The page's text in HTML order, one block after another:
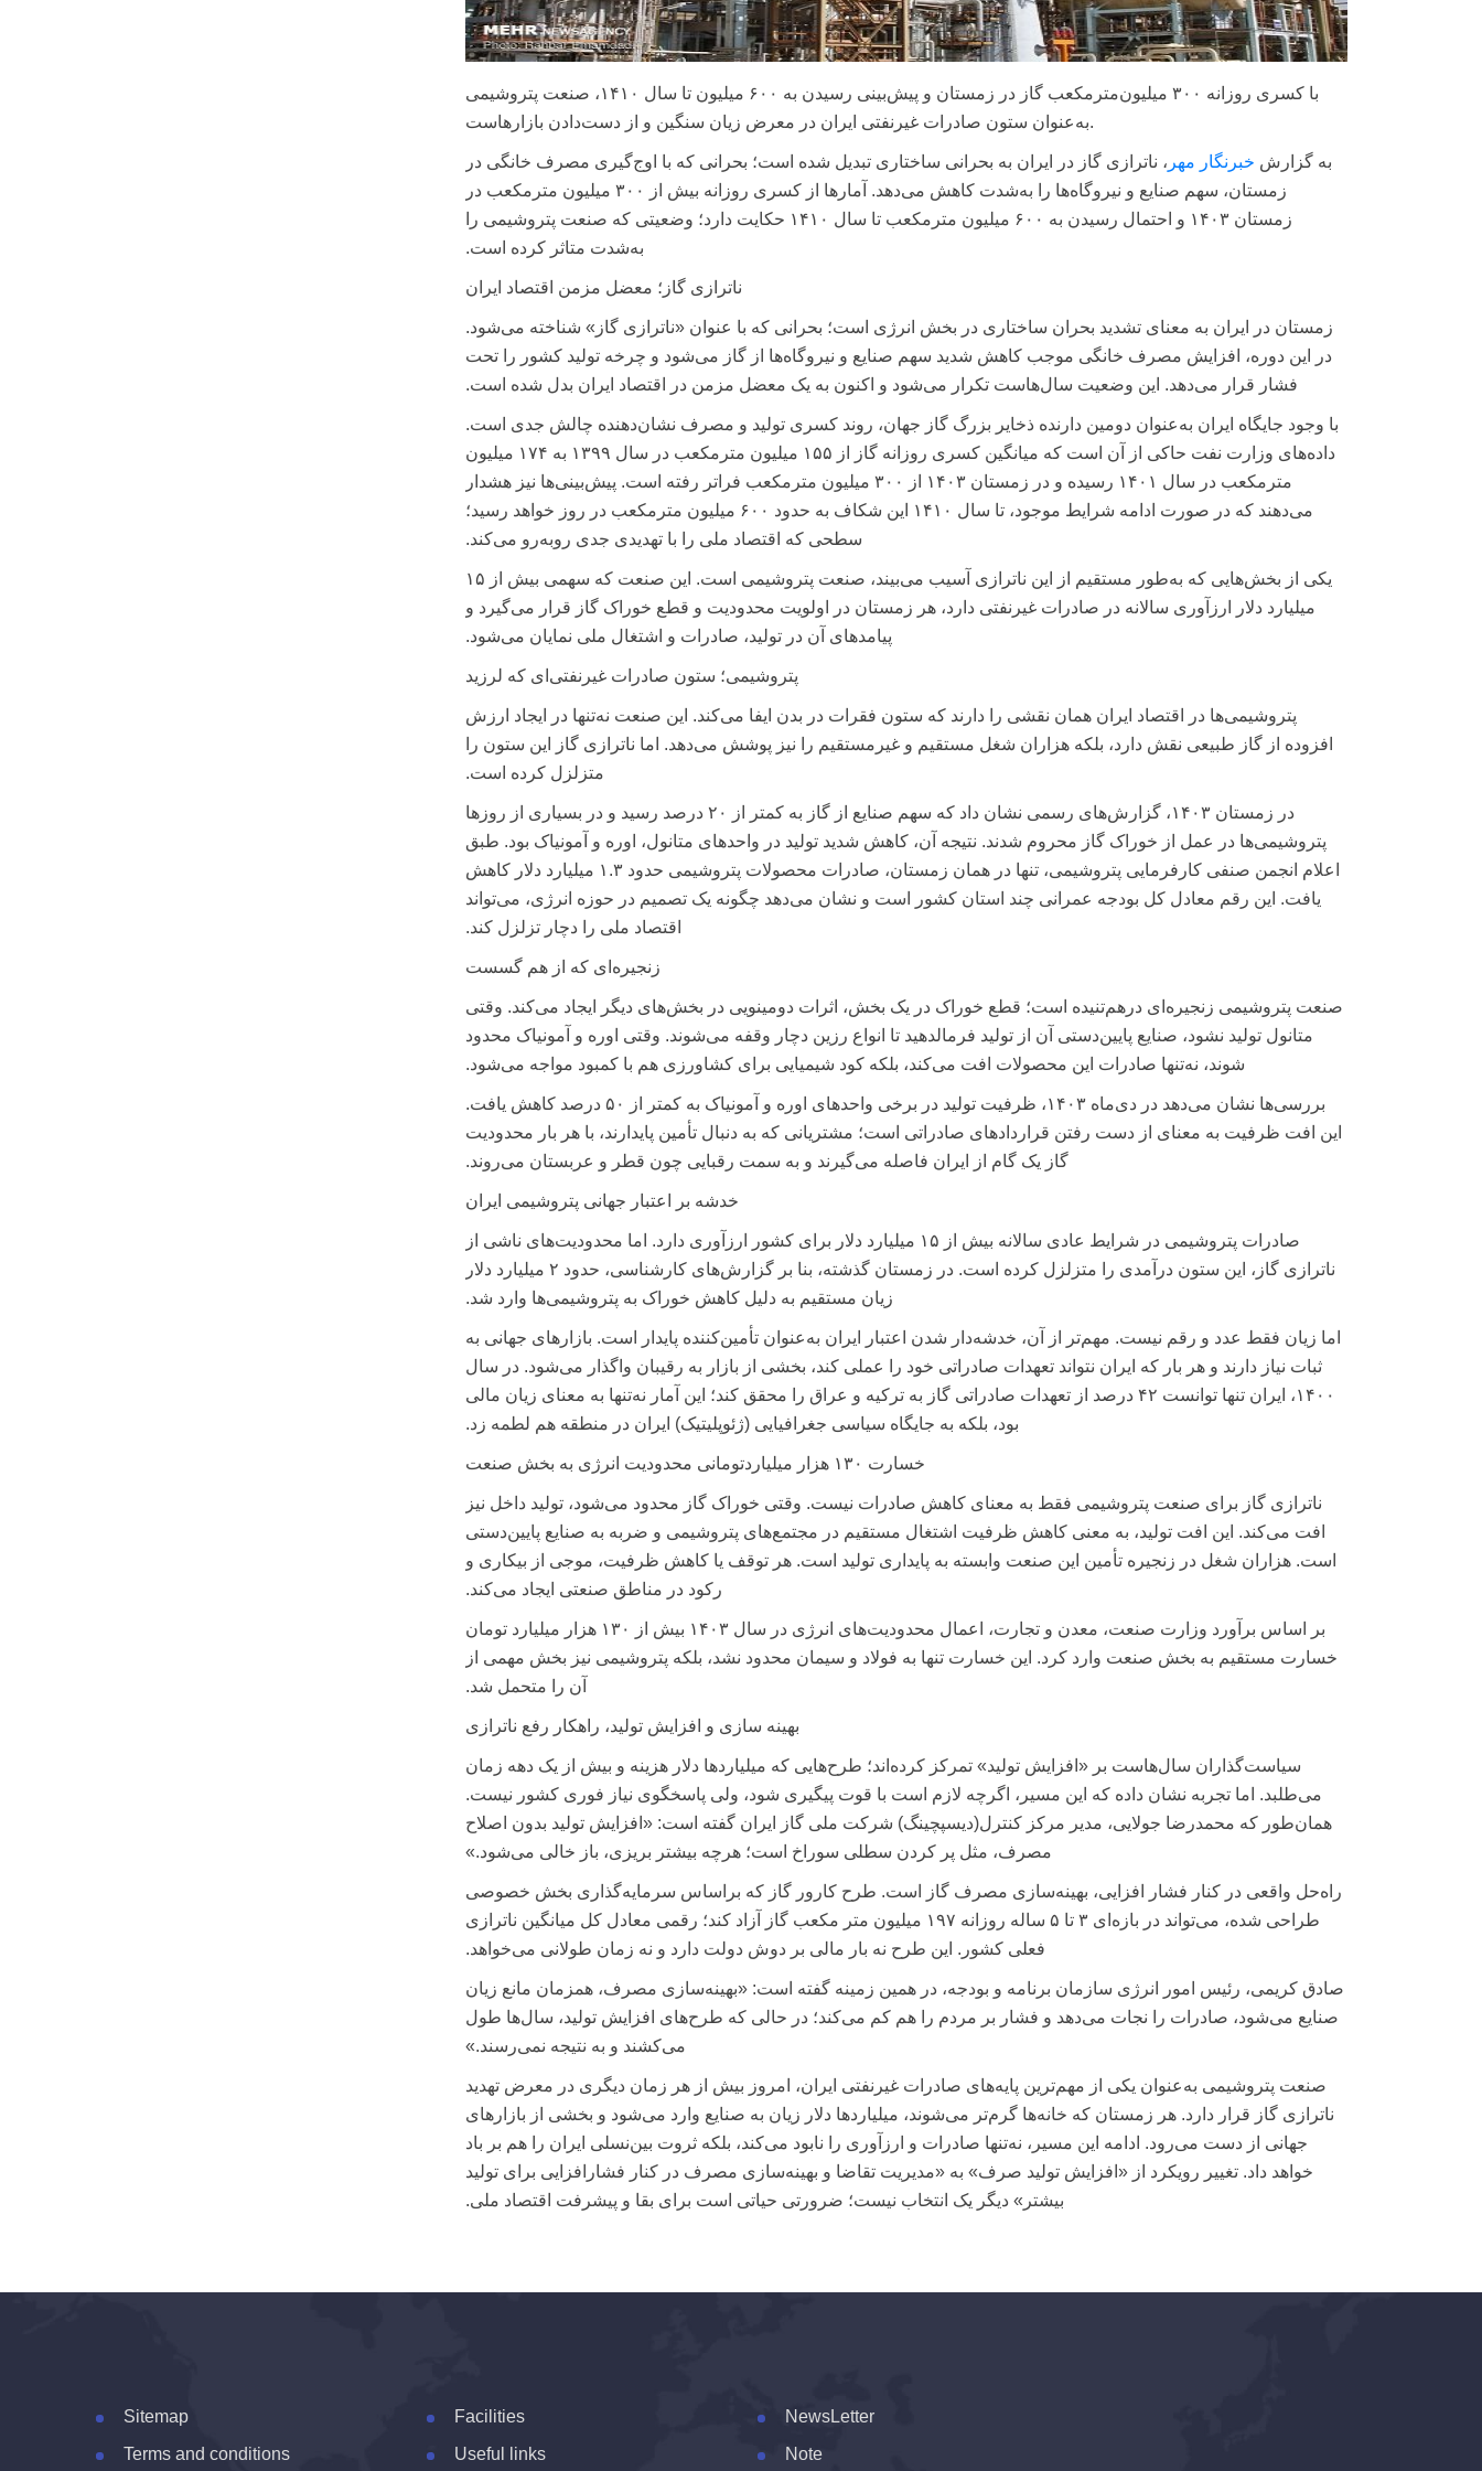
با کسری روزانه ۳۰۰ میلیون‌مترمکعب گاز در زمستان و پیش‌بینی رسیدن به ۶۰۰ میلیون تا سال ۱۴۱۰، صنعت پتروشیمی
به‌عنوان ستون صادرات غیرنفتی ایران در معرض زیان سنگین و از دست‌دادن بازارهاست.
به گزارش خبرنگار مهر ، ناترازی گاز در ایران به بحرانی ساختاری تبدیل شده است؛ بحرانی که با اوج‌گیری مصرف خانگی در
زمستان، سهم صنایع و نیروگاه‌ها را به‌شدت کاهش می‌دهد. آمارها از کسری روزانه بیش از ۳۰۰ میلیون مترمکعب در
زمستان ۱۴۰۳ و احتمال رسیدن به ۶۰۰ میلیون مترمکعب تا سال ۱۴۱۰ حکایت دارد؛ وضعیتی که صنعت پتروشیمی را
به‌شدت متاثر کرده است.
ناترازی گاز؛ معضل مزمن اقتصاد ایران
زمستان در ایران به معنای تشدید بحران ساختاری در بخش انرژی است؛ بحرانی که با عنوان «ناترازی گاز» شناخته می‌شود.
در این دوره، افزایش مصرف خانگی موجب کاهش شدید سهم صنایع و نیروگاه‌ها از گاز می‌شود و چرخه تولید کشور را تحت
فشار قرار می‌دهد. این وضعیت سال‌هاست تکرار می‌شود و اکنون به یک معضل مزمن در اقتصاد ایران بدل شده است.
با وجود جایگاه ایران به‌عنوان دومین دارنده ذخایر بزرگ گاز جهان، روند کسری تولید و مصرف نشان‌دهنده چالش جدی است.
داده‌های وزارت نفت حاکی از آن است که میانگین کسری روزانه گاز از ۱۵۵ میلیون مترمکعب در سال ۱۳۹۹ به ۱۷۴ میلیون
مترمکعب در سال ۱۴۰۱ رسیده و در زمستان ۱۴۰۳ از ۳۰۰ میلیون مترمکعب فراتر رفته است. پیش‌بینی‌ها نیز هشدار
می‌دهند که در صورت ادامه شرایط موجود، تا سال ۱۴۱۰ این شکاف به حدود ۶۰۰ میلیون مترمکعب در روز خواهد رسید؛
سطحی که اقتصاد ملی را با تهدیدی جدی روبه‌رو می‌کند.
یکی از بخش‌هایی که به‌طور مستقیم از این ناترازی آسیب می‌بیند، صنعت پتروشیمی است. این صنعت که سهمی بیش از ۱۵
میلیارد دلار ارزآوری سالانه در صادرات غیرنفتی دارد، هر زمستان در اولویت محدودیت و قطع خوراک گاز قرار می‌گیرد و
پیامدهای آن در تولید، صادرات و اشتغال ملی نمایان می‌شود.
پتروشیمی؛ ستون صادرات غیرنفتی‌ای که لرزید
پتروشیمی‌ها در اقتصاد ایران همان نقشی را دارند که ستون فقرات در بدن ایفا می‌کند. این صنعت نه‌تنها در ایجاد ارزش
افزوده از گاز طبیعی نقش دارد، بلکه هزاران شغل مستقیم و غیرمستقیم را نیز پوشش می‌دهد. اما ناترازی گاز این ستون را
متزلزل کرده است.
در زمستان ۱۴۰۳، گزارش‌های رسمی نشان داد که سهم صنایع از گاز به کمتر از ۲۰ درصد رسید و در بسیاری از روزها
پتروشیمی‌ها در عمل از خوراک گاز محروم شدند. نتیجه آن، کاهش شدید تولید در واحدهای متانول، اوره و آمونیاک بود. طبق
اعلام انجمن صنفی کارفرمایی پتروشیمی، تنها در همان زمستان، صادرات محصولات پتروشیمی حدود ۱.۳ میلیارد دلار کاهش
یافت. این رقم معادل کل بودجه عمرانی چند استان کشور است و نشان می‌دهد چگونه یک تصمیم در حوزه انرژی، می‌تواند
اقتصاد ملی را دچار تزلزل کند.
زنجیره‌ای که از هم گسست
صنعت پتروشیمی زنجیره‌ای درهم‌تنیده است؛ قطع خوراک در یک بخش، اثرات دومینویی در بخش‌های دیگر ایجاد می‌کند. وقتی
متانول تولید نشود، صنایع پایین‌دستی آن از تولید فرمالدهید تا انواع رزین دچار وقفه می‌شوند. وقتی اوره و آمونیاک محدود
شوند، نه‌تنها صادرات این محصولات افت می‌کند، بلکه کود شیمیایی برای کشاورزی هم با کمبود مواجه می‌شود.
بررسی‌ها نشان می‌دهد در دی‌ماه ۱۴۰۳، ظرفیت تولید در برخی واحدهای اوره و آمونیاک به کمتر از ۵۰ درصد کاهش یافت.
این افت ظرفیت به معنای از دست رفتن قراردادهای صادراتی است؛ مشتریانی که به دنبال تأمین پایدارند، با هر بار محدودیت
گاز یک گام از ایران فاصله می‌گیرند و به سمت رقبایی چون قطر و عربستان می‌روند.
خدشه بر اعتبار جهانی پتروشیمی ایران
صادرات پتروشیمی در شرایط عادی سالانه بیش از ۱۵ میلیارد دلار برای کشور ارزآوری دارد. اما محدودیت‌های ناشی از
ناترازی گاز، این ستون درآمدی را متزلزل کرده است. در زمستان گذشته، بنا بر گزارش‌های کارشناسی، حدود ۲ میلیارد دلار
زیان مستقیم به دلیل کاهش خوراک به پتروشیمی‌ها وارد شد.
اما زیان فقط عدد و رقم نیست. مهم‌تر از آن، خدشه‌دار شدن اعتبار ایران به‌عنوان تأمین‌کننده پایدار است. بازارهای جهانی به
ثبات نیاز دارند و هر بار که ایران نتواند تعهدات صادراتی خود را عملی کند، بخشی از بازار به رقیبان واگذار می‌شود. در سال
۱۴۰۰، ایران تنها توانست ۴۲ درصد از تعهدات صادراتی گاز به ترکیه و عراق را محقق کند؛ این آمار نه‌تنها به معنای زیان مالی
بود، بلکه به جایگاه سیاسی جغرافیایی (ژئوپلیتیک) ایران در منطقه هم لطمه زد.
خسارت‌ ۱۳۰ هزار میلیاردتومانی محدودیت انرژی به بخش صنعت
ناترازی گاز برای صنعت پتروشیمی فقط به معنای کاهش صادرات نیست. وقتی خوراک گاز محدود می‌شود، تولید داخل نیز
افت می‌کند. این افت تولید، به معنی کاهش ظرفیت اشتغال مستقیم در مجتمع‌های پتروشیمی و ضربه به صنایع پایین‌دستی
است. هزاران شغل در زنجیره تأمین این صنعت وابسته به پایداری تولید است. هر توقف یا کاهش ظرفیت، موجی از بیکاری و
رکود در مناطق صنعتی ایجاد می‌کند.
بر اساس برآورد وزارت صنعت، معدن و تجارت، اعمال محدودیت‌های انرژی در سال ۱۴۰۳ بیش از ۱۳۰ هزار میلیارد تومان
خسارت مستقیم به بخش صنعت وارد کرد. این خسارت تنها به فولاد و سیمان محدود نشد، بلکه پتروشیمی نیز بخش مهمی از
آن را متحمل شد.
بهینه سازی و افزایش تولید، راهکار رفع ناترازی
سیاست‌گذاران سال‌هاست بر «افزایش تولید» تمرکز کرده‌اند؛ طرح‌هایی که میلیاردها دلار هزینه و بیش از یک دهه زمان
می‌طلبد. اما تجربه نشان داده که این مسیر، اگرچه لازم است با قوت پیگیری شود، ولی پاسخگوی نیاز فوری کشور نیست.
همان‌طور که محمدرضا جولایی، مدیر مرکز کنترل(دیسپچینگ) شرکت ملی گاز ایران گفته است: «افزایش تولید بدون اصلاح
مصرف، مثل پر کردن سطلی سوراخ است؛ هرچه بیشتر بریزی، باز خالی می‌شود.»
راه‌حل واقعی در کنار فشار افزایی، بهینه‌سازی مصرف گاز است. طرح کارور گاز که براساس سرمایه‌گذاری بخش خصوصی
طراحی شده، می‌تواند در بازه‌ای ۳ تا ۵ ساله روزانه ۱۹۷ میلیون متر مکعب گاز آزاد کند؛ رقمی معادل کل میانگین ناترازی
فعلی کشور. این طرح نه بار مالی بر دوش دولت دارد و نه زمان طولانی می‌خواهد.
صادق کریمی، رئیس امور انرژی سازمان برنامه و بودجه، در همین زمینه گفته است: «بهینه‌سازی مصرف، همزمان مانع زیان
صنایع می‌شود، صادرات را نجات می‌دهد و فشار بر مردم را هم کم می‌کند؛ در حالی که طرح‌های افزایش تولید، سال‌ها طول
می‌کشند و به نتیجه نمی‌رسند.»
صنعت پتروشیمی به‌عنوان یکی از مهم‌ترین پایه‌های صادرات غیرنفتی ایران، امروز بیش از هر زمان دیگری در معرض تهدید
ناترازی گاز قرار دارد. هر زمستان که خانه‌ها گرم‌تر می‌شوند، میلیاردها دلار زیان به صنایع وارد می‌شود و بخشی از بازارهای
جهانی از دست می‌رود. ادامه این مسیر، نه‌تنها صادرات و ارزآوری را نابود می‌کند، بلکه ثروت بین‌نسلی ایران را هم بر باد
خواهد داد. تغییر رویکرد از «افزایش تولید صرف» به «مدیریت تقاضا و بهینه‌سازی مصرف در کنار فشارافزایی برای تولید
بیشتر» دیگر یک انتخاب نیست؛ ضرورتی حیاتی است برای بقا و پیشرفت اقتصاد ملی.
Sitemap
Terms and conditions
Facilities
Useful links
NewsLetter
Note